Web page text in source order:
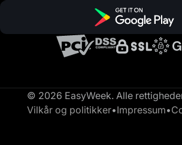
© 2026 EasyWeek. Alle
Vilkår og politikker•Impressum•